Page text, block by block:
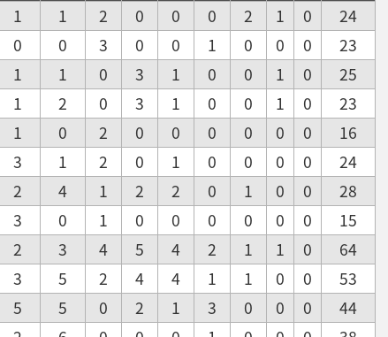
1 1 2 0 0 0 2 1 0
24
0 0 3 0 0 1 0 0 0
23
1 1 0 3 1 0 0 1 0
25
1 2 0 3 1 0 0 1 0
23
1 0 2 0 0 0 0 0 0
16
3 1 2 0 1 0 0 0 0
24
2 4 1 2 2 0 1 0 0
28
3 0 1 0 0 0 0 0 0
15
2 3 4 5 4 2 1 1 0
64
3 5 2 4 4 1 1 0 0
53
5 5 0 2 1 3 0 0 0
44